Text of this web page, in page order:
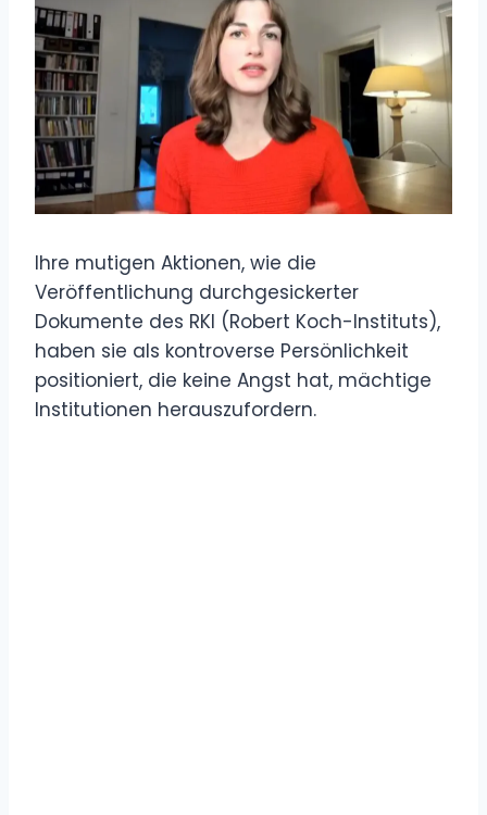
Ihre mutigen Aktionen, wie die
Veröffentlichung durchgesickerter
Dokumente des RKI (Robert Koch-Instituts),
haben sie als kontroverse Persönlichkeit
positioniert, die keine Angst hat, mächtige
Institutionen herauszufordern.